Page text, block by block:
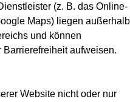
(z. B. das Online-
Maps) liegen außerhalb
und können
aufweisen.
Website nicht oder nur